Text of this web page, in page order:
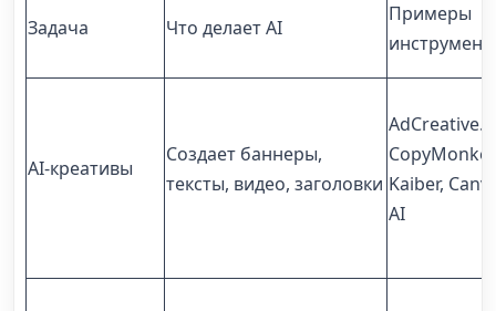
Задача Что делает AI
Примеры
AI-креативы
Создает баннеры,
тексты, видео, заголовки Kaiber,
AI